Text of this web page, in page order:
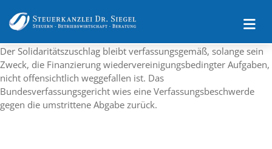
Datenschutz
Der Solidaritätszuschlag bleibt verfassungsgemäß, solange sein
Zweck, die Finanzierung wiedervereinigungsbedingter Aufgaben,
nicht offensichtlich weggefallen ist. Das
Bundesverfassungsgericht wies eine Verfassungsbeschwerde
gegen die umstrittene Abgabe zurück.